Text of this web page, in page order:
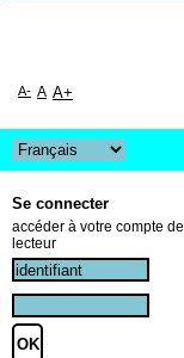
A- A A+
Se connecter
accéder à votre compte de
lecteur